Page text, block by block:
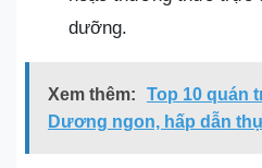
dưỡng.
Xem thêm:
Top 10 quán
Dương ngon, hấp dẫn